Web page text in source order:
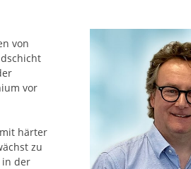
von
vor
härter
zu
in der